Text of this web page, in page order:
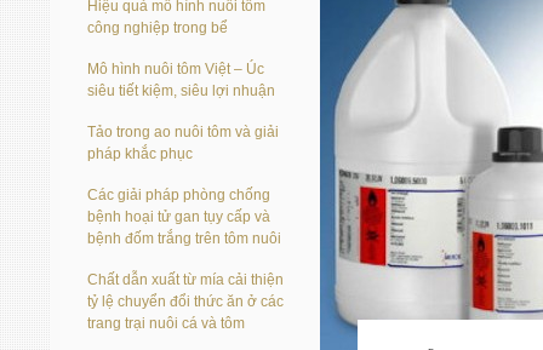
Hiệu quả mô hình nuôi tôm
công nghiệp trong bể
Mô hình nuôi tôm Việt – Úc
siêu tiết kiệm, siêu lợi nhuận
Tảo trong ao nuôi tôm và giải
pháp khắc phục
Các giải pháp phòng chống
bệnh hoại tử gan tụy cấp và
bệnh đốm trắng trên tôm nuôi
Chất dẫn xuất từ mía cải thiện
tỷ lệ chuyển đổi thức ăn ở các
trang trại nuôi cá và tôm